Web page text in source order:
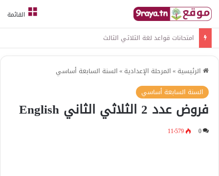
القائمة
امتحانات قواعد لغة الثلاثي الثالث
الرئيسية »المرحلة الإعدادية »السنة السابعة أساسي
السنة السابعة أساسي
فروض عدد 2 الثلاثي الثاني English
0 11٬579